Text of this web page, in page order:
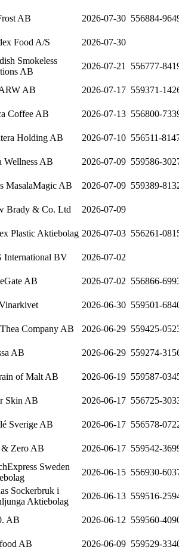
AB 2026-07-30 556884-
Food A/S 2026-07-30
Smokeless
AB
2026-07-21 556777-
AB 2026-07-17 559371-
Coffee AB 2026-07-13 556800-
Holding AB 2026-07-10 556511-
Wellness AB 2026-07-09 559586-
MasalaMagic AB 2026-07-09 559389-
Brady & Co. Ltd 2026-07-09
Plastic Aktiebolag 2026-07-03 556261-
International BV 2026-07-02
AB 2026-07-02 556866-
2026-06-30 559501-
Company AB 2026-06-29 559425-
AB 2026-06-29 559274-
of Malt AB 2026-06-19 559587-
Skin AB 2026-06-17 556725-
Sverige AB 2026-06-17 556578-
& Zero AB 2026-06-17 559542-
Sweden
2026-06-15 556930-
Sockerbruk i
Aktiebolag
2026-06-13 559516-
AB 2026-06-12 559560-
AB 2026-06-09 559529-